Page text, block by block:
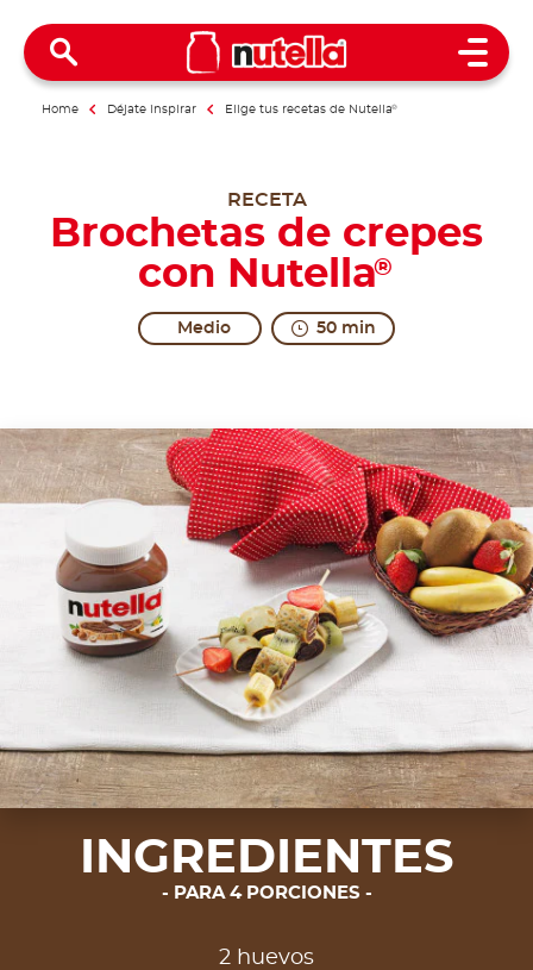
Open
Home Déjate inspirar Elige tus recetas de Nutella®
RECETA
Brochetas de crepes
con Nutella®
Medio 50 min
In France, crêpes are a symbol of understanding
INGREDIENTES
PARA 4 PORCIONES
2 huevos